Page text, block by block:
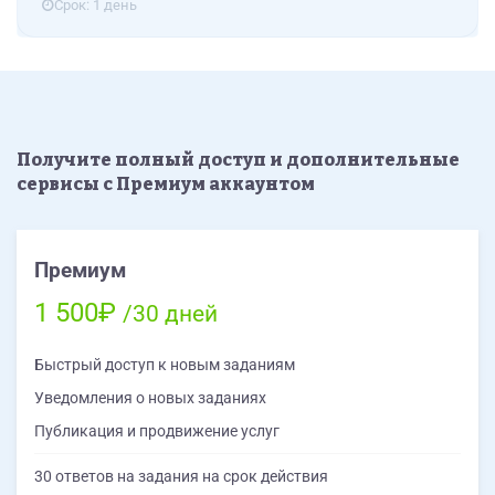
меню, схема или модуль) продолжает слать этот
обязательно их добавить. Посмотреть логи
сервера (access logs), чтобы исключить ситуацию,
когда сайт в этот момент агрессивно сканировали
Срок: 1 день
Получите полный доступ и дополнительные
сервисы с Премиум аккаунтом
Премиум
1 500₽ /30 дней
Быстрый доступ к новым заданиям
Уведомления о новых заданиях
Публикация и продвижение услуг
30 ответов на задания на срок действия